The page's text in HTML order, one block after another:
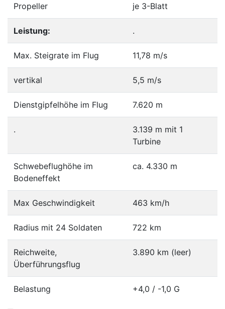
Propeller je 3-Blatt
Leistung: .
Max. Steigrate im Flug 11,78 m/s
vertikal 5,5 m/s
Dienstgipfelhöhe im Flug 7.620 m
.
3.139 m mit 1
Turbine
Schwebeflughöhe im
Bodeneffekt
ca. 4.330 m
Max Geschwindigkeit 463 km/h
Radius mit 24 Soldaten 722 km
Reichweite,
Überführungsflug
3.890 km (leer)
Belastung +4,0 / -1,0 G